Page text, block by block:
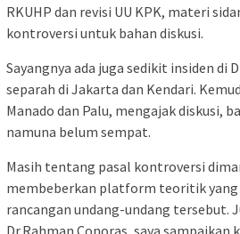
RKUHP dan revisi UU KPK, materi
kontroversi untuk bahan diskusi.
Sayangnya ada juga sedikit insiden di
separah di Jakarta dan Kendari.
Manado dan Palu, mengajak diskusi,
namuna belum sempat.
Masih tentang pasal kontroversi
membeberkan platform teoritik yang
rancangan undang-undang tersebut.
Dr.Rahman Conoras, saya sampaikan